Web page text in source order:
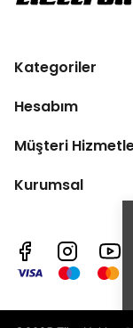
Kategoriler
Hesabım
Müşteri
Kurumsal